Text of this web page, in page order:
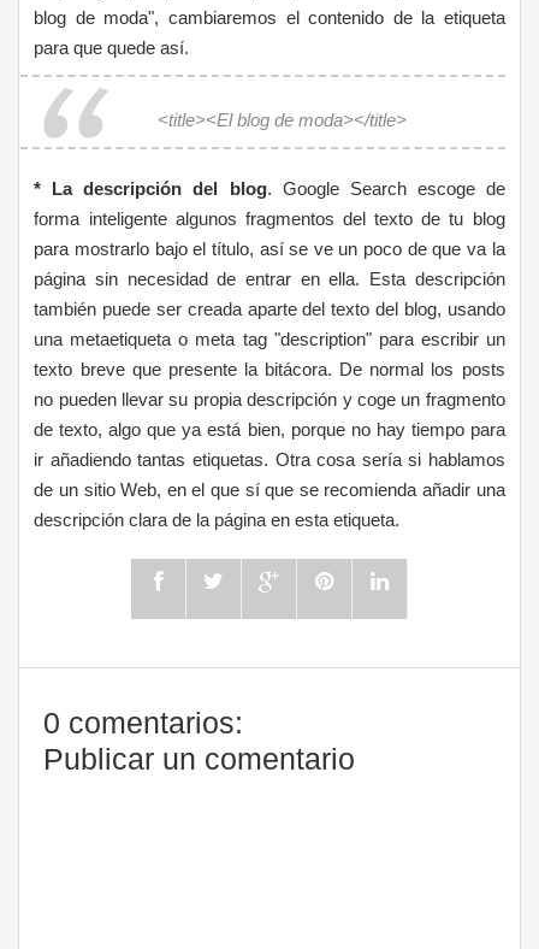
blog de moda", cambiaremos el contenido de la etiqueta
para que quede así.
<title><El blog de moda></title>
* La descripción del blog. Google Search escoge de
forma inteligente algunos fragmentos del texto de tu blog
para mostrarlo bajo el título, así se ve un poco de que va la
página sin necesidad de entrar en ella. Esta descripción
también puede ser creada aparte del texto del blog, usando
una metaetiqueta o meta tag "description" para escribir un
texto breve que presente la bitácora. De normal los posts
no pueden llevar su propia descripción y coge un fragmento
de texto, algo que ya está bien, porque no hay tiempo para
ir añadiendo tantas etiquetas. Otra cosa sería si hablamos
de un sitio Web, en el que sí que se recomienda añadir una
descripción clara de la página en esta etiqueta.
0 comentarios:
Publicar un comentario